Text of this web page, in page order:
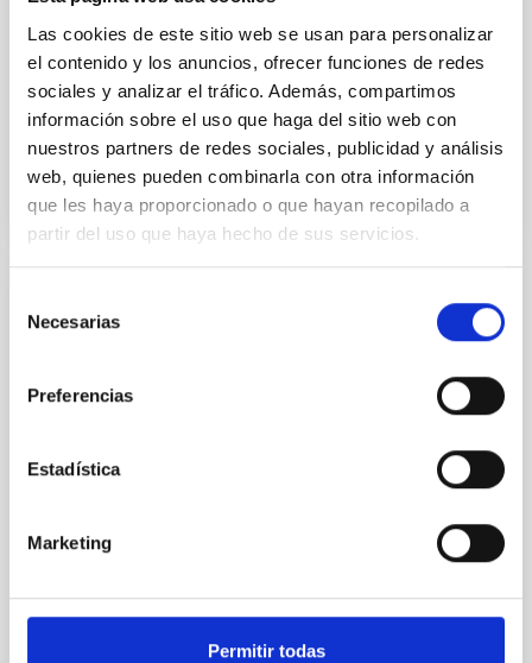
Las cookies de este sitio web se usan para personalizar
el contenido y los anuncios, ofrecer funciones de redes
sociales y analizar el tráfico. Además, compartimos
información sobre el uso que haga del sitio web con
nuestros partners de redes sociales, publicidad y análisis
web, quienes pueden combinarla con otra información
que les haya proporcionado o que hayan recopilado a
partir del uso que haya hecho de sus servicios.
Necesarias
Preferencias
Estadística
Marketing
Permitir todas
Yin, Sean et al.
Fecha de publicación: 5 2026
BIBCODE 2026APJ..1003...83Y
NÚMERO DE CITAS 0
Clues to inside-out quenching in quiescent
Mg-abundance gradients from JWST-
insights into star-formation quenching and stellar
mass assembly mechanisms. Previous photometric